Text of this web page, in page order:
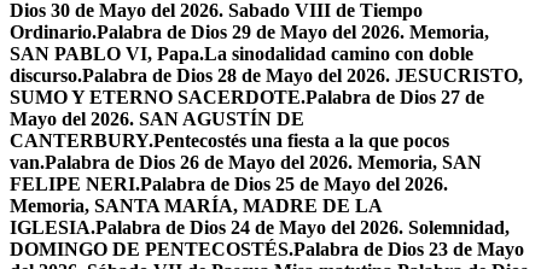
Dios 30 de Mayo del 2026. Sabado VIII de Tiempo
Ordinario.Palabra de Dios 29 de Mayo del 2026. Memoria,
SAN PABLO VI, Papa.La sinodalidad camino con doble
discurso.Palabra de Dios 28 de Mayo del 2026. JESUCRISTO,
SUMO Y ETERNO SACERDOTE.Palabra de Dios 27 de
Mayo del 2026. SAN AGUSTÍN DE
CANTERBURY.Pentecostés una fiesta a la que pocos
van.Palabra de Dios 26 de Mayo del 2026. Memoria, SAN
FELIPE NERI.Palabra de Dios 25 de Mayo del 2026.
Memoria, SANTA MARÍA, MADRE DE LA
IGLESIA.Palabra de Dios 24 de Mayo del 2026. Solemnidad,
DOMINGO DE PENTECOSTÉS.Palabra de Dios 23 de Mayo